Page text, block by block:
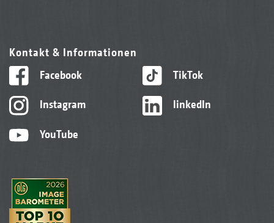
Kontakt & Informationen
Facebook
Instagram
YouTube
TikTok
linkedIn